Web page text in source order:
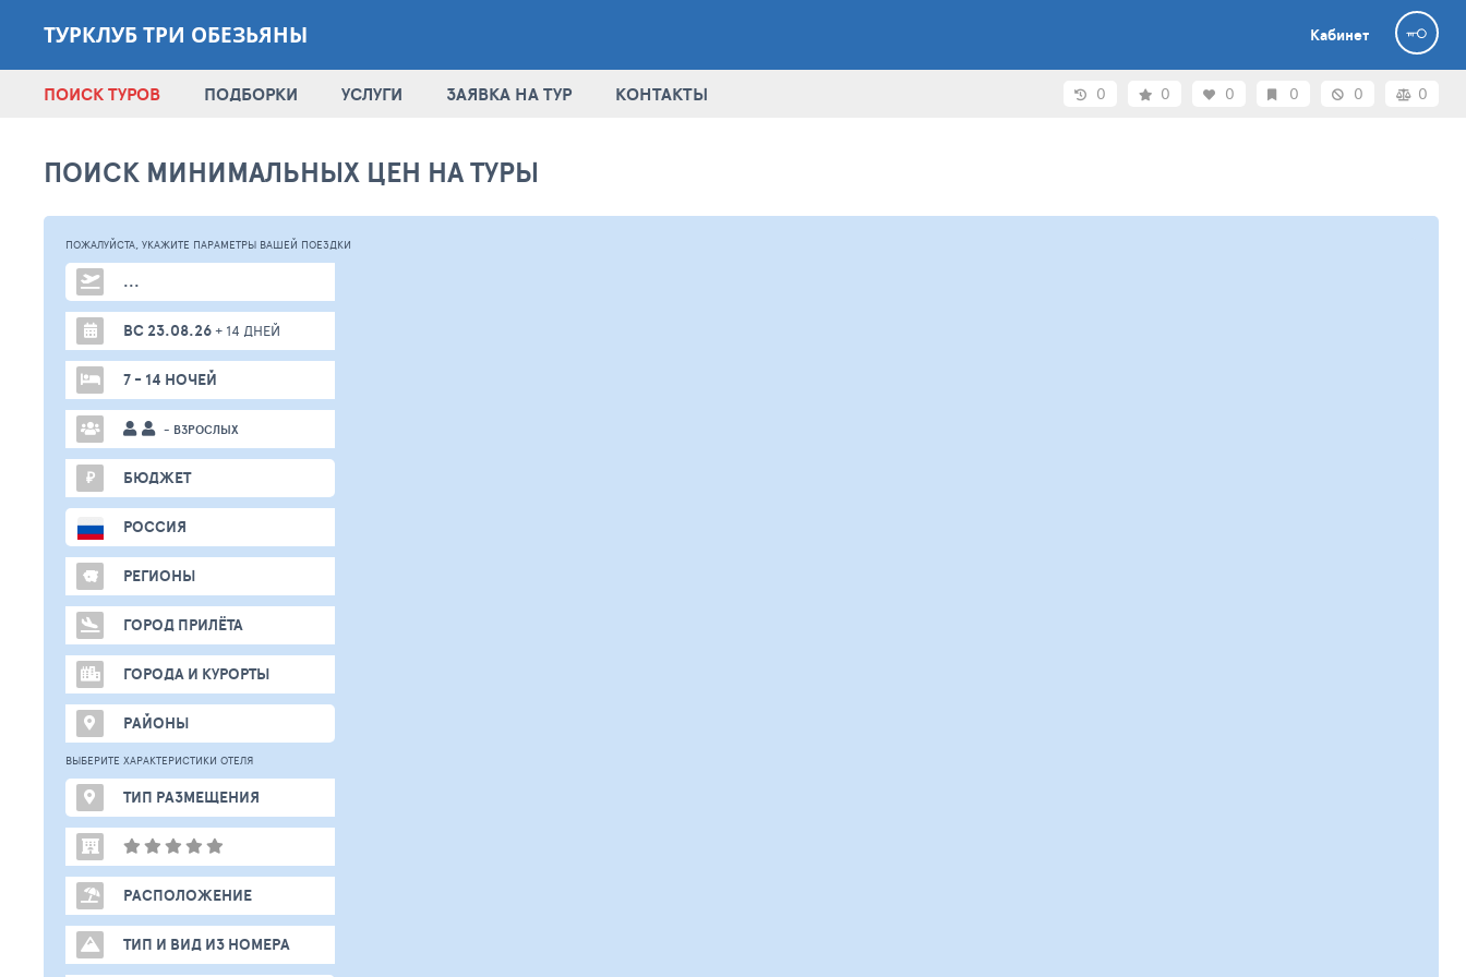
ТУРКЛУБ ТРИ ОБЕЗЬЯНЫ Кабинет
ПОИСК ТУРОВ ПОДБОРКИ УСЛУГИ ЗАЯВКА НА ТУР КОНТАКТЫ 0 0 0 0 0 0
ПОИСК МИНИМАЛЬНЫХ ЦЕН НА ТУРЫ
ПОЖАЛУЙСТА, УКАЖИТЕ ПАРАМЕТРЫ ВАШЕЙ ПОЕЗДКИ
...
ВС 23.08.26+ 14 ДНЕЙ
7 - 14 НОЧЕЙ
- ВЗРОСЛЫХ
₽ БЮДЖЕТ
РОССИЯ
РЕГИОНЫ
ГОРОД ПРИЛЁТА
ГОРОДА И КУРОРТЫ
РАЙОНЫ
ВЫБЕРИТЕ ХАРАКТЕРИСТИКИ ОТЕЛЯ
ТИП РАЗМЕЩЕНИЯ
РАСПОЛОЖЕНИЕ
ТИП И ВИД ИЗ НОМЕРА